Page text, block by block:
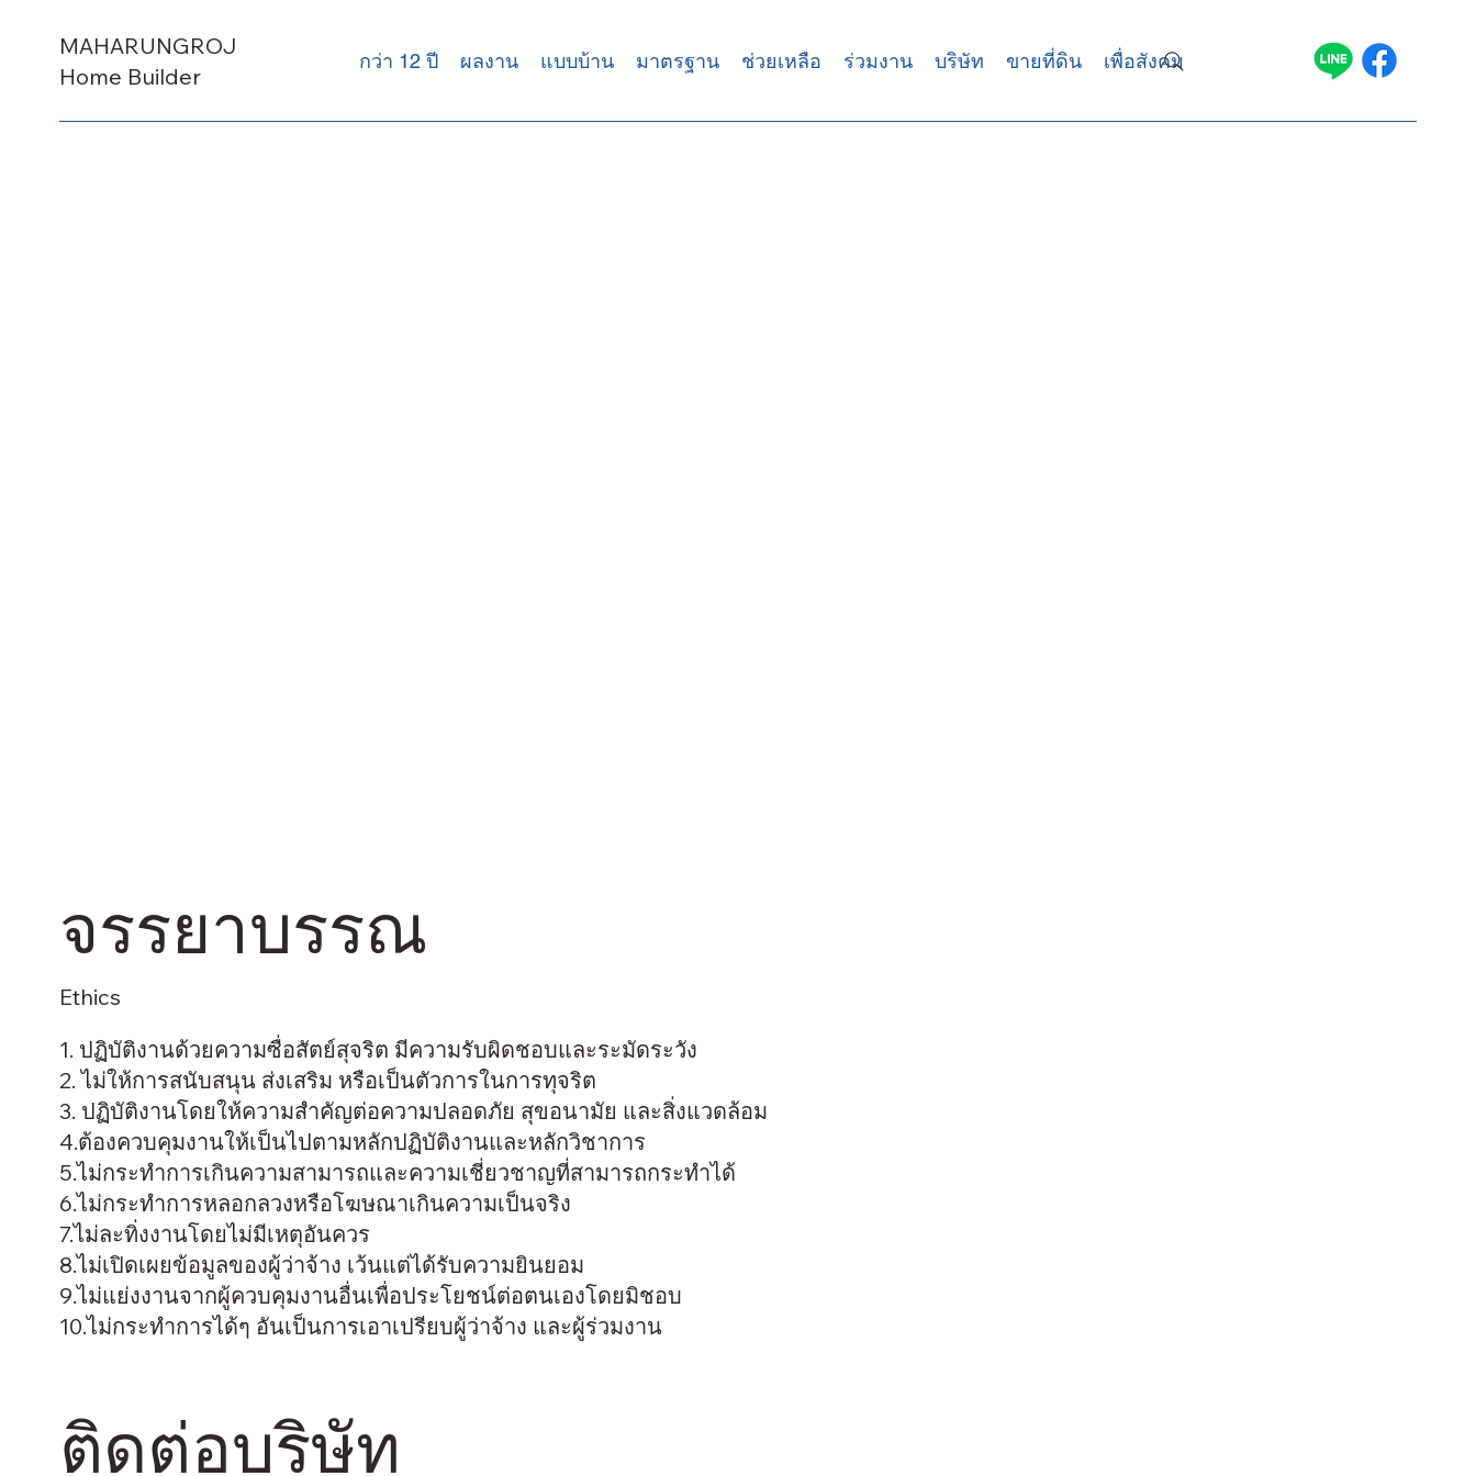
กว่า 12 ปี ผลงาน แบบบ้าน มาตรฐาน ช่วยเหลือ ร่วมงาน บริษัท ขายที่ดิน เพื่อสังคม
MAHARUNGROJ
Home Builder
จรรยาบรรณ
Ethics
1. ปฏิบัติงานด้วยความซื่อสัตย์สุจริต มีความรับผิดชอบและระมัดระวัง
2. ไม่ให้การสนับสนุน ส่งเสริม หรือเป็นตัวการในการทุจริต
3. ปฏิบัติงานโดยให้ความสำคัญต่อความปลอดภัย สุขอนามัย และสิ่งแวดล้อม
4.ต้องควบคุมงานให้เป็นไปตามหลักปฏิบัติงานและหลักวิชาการ
5.ไม่กระทำการเกินความสามารถและความเชี่ยวชาญที่สามารถกระทำได้
6.ไม่กระทำการหลอกลวงหรือโฆษณาเกินความเป็นจริง
7.ไม่ละทิ่งงานโดยไม่มีเหตุอันควร
8.ไม่เปิดเผยข้อมูลของผู้ว่าจ้าง เว้นแต่ได้รับความยินยอม
9.ไม่แย่งงานจากผู้ควบคุมงานอื่นเพื่อประโยชน์ต่อตนเองโดยมิชอบ
10.ไม่กระทำการได้ๆ อันเป็นการเอาเปรียบผู้ว่าจ้าง และผู้ร่วมงาน
ติดต่อบริษัท